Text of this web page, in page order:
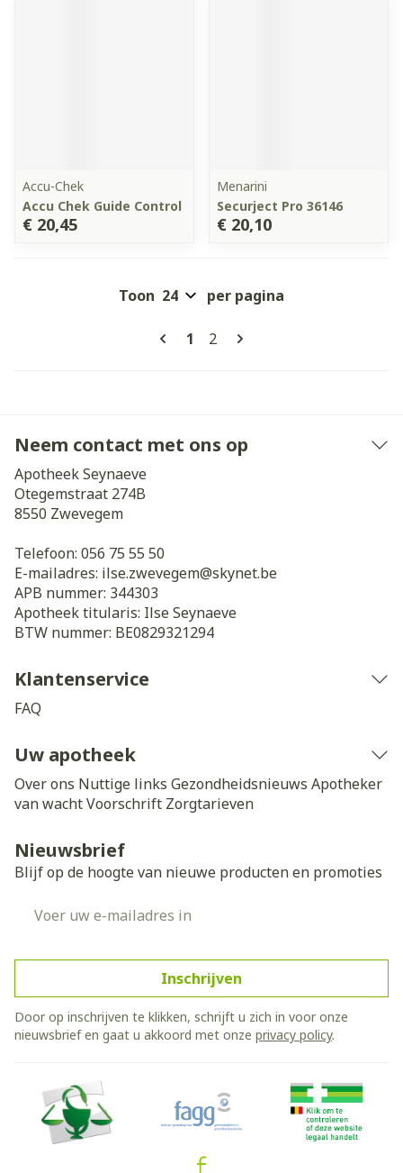
Accu-Chek
Accu Chek Guide Control
€ 20,45
Menarini
Securject Pro 36146
€ 20,10
Pagina's
U lees momenteel pagina
1 Pagina
2
Toon per pagina
Neem contact met ons op
Apotheek Seynaeve
Otegemstraat 274B
8550 Zwevegem
Telefoon: 056 75 55 50
E-mailadres: ilse.zwevegem@skynet.be
APB nummer: 344303
Apotheek titularis: Ilse Seynaeve
BTW nummer: BE0829321294
Klantenservice
FAQ
Uw apotheek
Over ons Nuttige links Gezondheidsnieuws Apotheker
van wachtVoorschrift Zorgtarieven
Nieuwsbrief
Blijf op de hoogte van nieuwe producten en promoties
Inschrijven
Door op inschrijven te klikken, schrijft u zich in voor onze
nieuwsbrief en gaat u akkoord met onze privacy policy.